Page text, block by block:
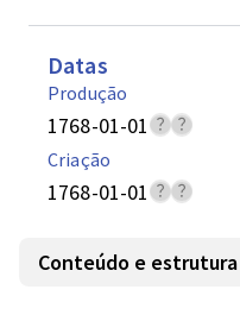
Datas
Produção
1768-01-01
Criação
1768-01-01
Conteúdo e